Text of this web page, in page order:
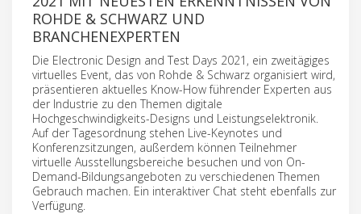
ROHDE & SCHWARZ UND
BRANCHENEXPERTEN
Die Electronic Design and Test Days 2021, ein zweitägiges
virtuelles Event, das von Rohde & Schwarz organisiert wird,
präsentieren aktuelles Know-How führender Experten aus
der Industrie zu den Themen digitale
Hochgeschwindigkeits-Designs und Leistungselektronik.
Auf der Tagesordnung stehen Live-Keynotes und
Konferenzsitzungen, außerdem können Teilnehmer
virtuelle Ausstellungsbereiche besuchen und von On-
Demand-Bildungsangeboten zu verschiedenen Themen
Gebrauch machen. Ein interaktiver Chat steht ebenfalls zur
Verfügung.